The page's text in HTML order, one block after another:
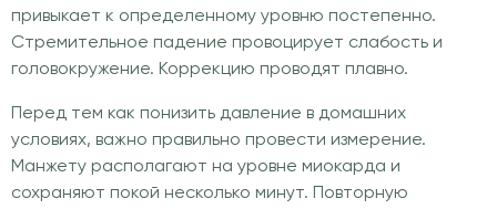
привыкает к определенному уровню постепенно.
Стремительное падение провоцирует слабость и
головокружение. Коррекцию проводят плавно.
Перед тем как понизить давление в домашних
условиях, важно правильно провести измерение.
Манжету располагают на уровне миокарда и
сохраняют покой несколько минут. Повторную